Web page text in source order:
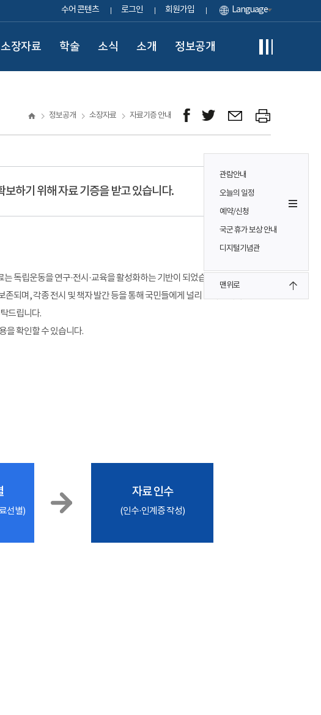
수어 콘텐츠 로그인 회원가입 Language
소장자료 학술 소식 소개 정보공개
관람안내
오늘의 일정
예약/신청
국군 휴가 보상 안내
디지털기념관
맨위로
정보공개 소장자료 자료기증 안내
하기 위해 자료 기증을 받고 있습니다.
독립운동을 연구·전시·교육을 활성화하는 기반이 되었습니다.
되며, 각종 전시 및 책자 발간 등을 통해 국민들에게 널리 알려집니다.
드립니다.
을 확인할 수 있습니다.
선별)
자료 인수
(인수·인계증 작성)